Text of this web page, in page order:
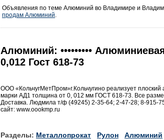
Объявления по теме Алюминий во Владимире и
продам Алюминий.
Алюминий: •••••••••
0,012 Гост 618-73
ООО «КольчугМетПром»г.Кольчугино реализует
марки АД1 толщина от 0, 012 мм ГОСТ 618-73. Все
Доставка. Людмила т/ф (49245) 2-35-64; 2-47-28; 8-915-
сайт: www.oookmp.ru
Разделы: Металлопрокат Рулон Алюминий